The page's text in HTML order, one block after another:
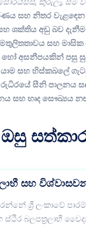
සහ නිතර
ශක්තිය අඩු බව දැනීම
සහ මාසික
අසනීපයකින් පසු
සහ හිස්කබලේ
රුධිරයේ සීනි පාලනය
සහ හෘද සෞඛ්‍යය
ඔසු
සහ
ශ්‍රී ලංකාවේ
ස්ථිර බලපත්‍රලාභී